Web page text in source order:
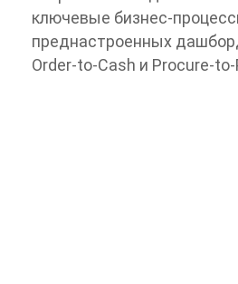
ключевые бизнес-
преднастроенных
Order-to-Cash и Procure-